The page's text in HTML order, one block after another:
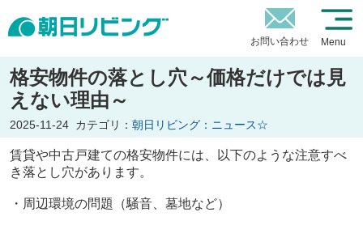
お問い合わせ Menu
格安物件の落とし穴～価格だけでは見
えない理由～
2025-11-24 カテゴリ： 朝日リビング：ニュース☆
賃貸や中古戸建ての格安物件には、以下のような注意すべ
き落とし穴があります。
・周辺環境の問題（騒音、墓地など）